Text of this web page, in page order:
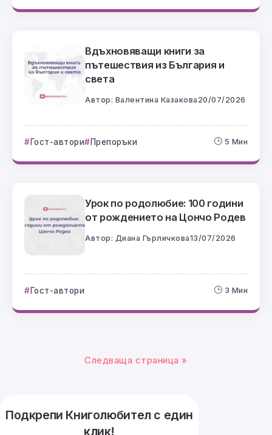
Вдъхновяващи книги за
пътешествия из България и
света
Автор: Валентина Казакова 20/07/2026
Гост-автори Препоръки 5 Мин
Урок по родолюбие: 100 години
от рождението на Цончо Родев
Автор: Диана Гърличкова13/07/2026
Гост-автори 3 Мин
Следваща страница »
Подкрепи Книголюбител с един
клик!